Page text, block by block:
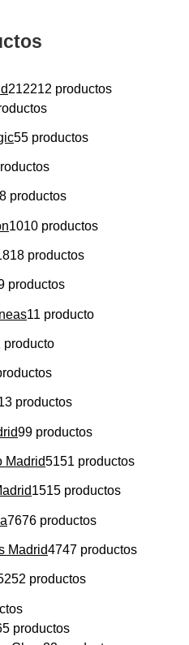
212212 productos
55 productos
8 productos
1010 productos
18 productos
productos
11 producto
producto
productos
99 productos
Madrid5151 productos
1515 productos
7676 productos
Madrid4747 productos
52 productos
productos